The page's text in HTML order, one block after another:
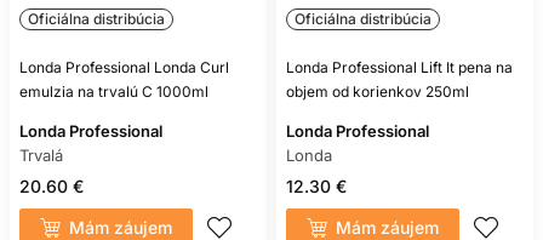
Oficiálna distribúcia
Londa Professional Londa Curl
emulzia na trvalú C 1000ml
Londa Professional
Trvalá
20.60 €
Mám záujem
Oficiálna distribúcia
Londa Professional Lift It pena na
objem od korienkov 250ml
Londa Professional
Londa
12.30 €
Mám záujem